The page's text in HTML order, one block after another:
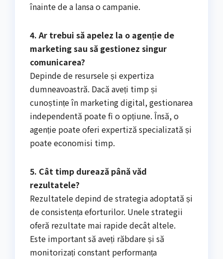
înainte de a lansa o campanie.
4. Ar trebui să apelez la o agenție de
marketing sau să gestionez singur
comunicarea?
Depinde de resursele și expertiza
dumneavoastră. Dacă aveți timp și
cunoștințe în marketing digital, gestionarea
independentă poate fi o opțiune. Însă, o
agenție poate oferi expertiză specializată și
poate economisi timp.
5. Cât timp durează până văd
rezultatele?
Rezultatele depind de strategia adoptată și
de consistența eforturilor. Unele strategii
oferă rezultate mai rapide decât altele.
Este important să aveți răbdare și să
monitorizați constant performanța